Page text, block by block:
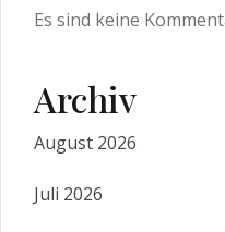
Es sind keine
Archiv
August 2026
Juli 2026